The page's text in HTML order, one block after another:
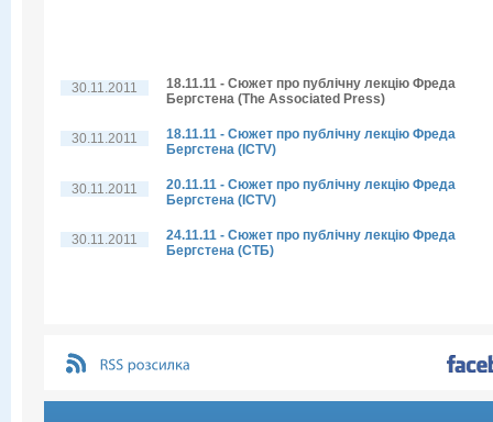
30.11.2011
18.11.11 - Сюжет про публічну лекцію Фреда
Бергстена (The Associated Press)
30.11.2011
18.11.11 - Сюжет про публічну лекцію Фреда
Бергстена (ICTV)
30.11.2011
20.11.11 - Сюжет про публічну лекцію Фреда
Бергстена (ICTV)
30.11.2011
24.11.11 - Сюжет про публічну лекцію Фреда
Бергстена (СТБ)